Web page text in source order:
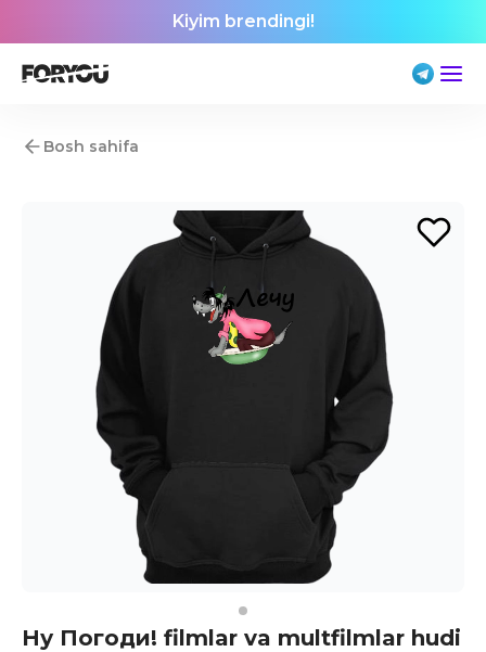
Kiyim brendingi!
Bosh sahifa
Ну Погоди! filmlar va multfilmlar hudi